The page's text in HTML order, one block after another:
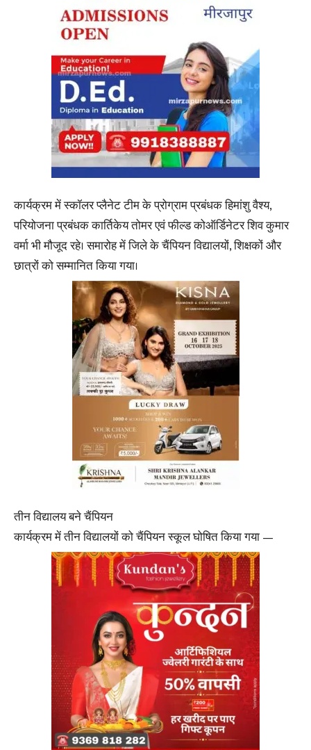
कार्यक्रम में स्कॉलर प्लैनेट टीम के प्रोग्राम प्रबंधक हिमांशु वैश्य,
परियोजना प्रबंधक कार्तिकेय तोमर एवं फील्ड कोऑर्डिनेटर शिव कुमार
वर्मा भी मौजूद रहे। समारोह में जिले के चैंपियन विद्यालयों, शिक्षकों और
छात्रों को सम्मानित किया गया।
तीन विद्यालय बने चैंपियन
कार्यक्रम में तीन विद्यालयों को चैंपियन स्कूल घोषित किया गया —